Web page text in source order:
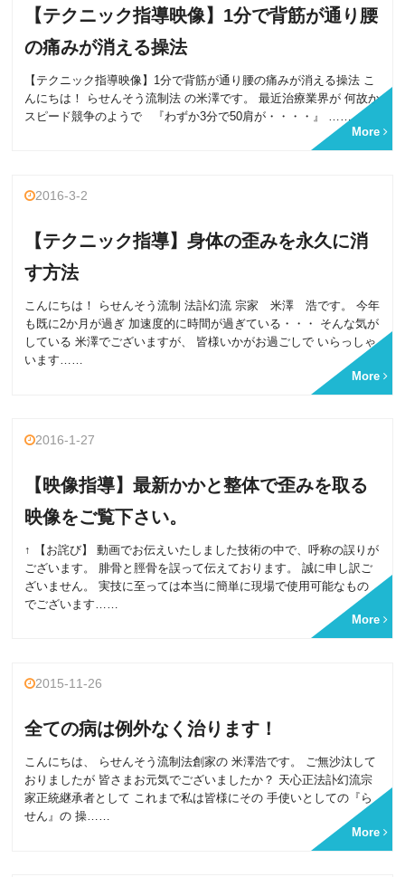
【テクニック指導映像】1分で背筋が通り腰
の痛みが消える操法
【テクニック指導映像】1分で背筋が通り腰の痛みが消える操法 こ
んにちは！ らせんそう流制法 の米澤です。 最近治療業界が 何故か
スピード競争のようで 『わずか3分で50肩が・・・・』 ……
More
2016-3-2
【テクニック指導】身体の歪みを永久に消
す方法
こんにちは！ らせんそう流制 法訃幻流 宗家 米澤 浩です。 今年
も既に2か月が過ぎ 加速度的に時間が過ぎている・・・ そんな気が
している 米澤でございますが、 皆様いかがお過ごしで いらっしゃ
います……
More
2016-1-27
【映像指導】最新かかと整体で歪みを取る
映像をご覧下さい。
↑ 【お詫び】 動画でお伝えいたしました技術の中で、呼称の誤りが
ございます。 腓骨と脛骨を誤って伝えております。 誠に申し訳ご
ざいません。 実技に至っては本当に簡単に現場で使用可能なもの
でございます……
More
2015-11-26
全ての病は例外なく治ります！
こんにちは、 らせんそう流制法創家の 米澤浩です。 ご無沙汰して
おりましたが 皆さまお元気でございましたか？ 天心正法訃幻流宗
家正統継承者として これまで私は皆様にその 手使いとしての『ら
せん』の 操……
More